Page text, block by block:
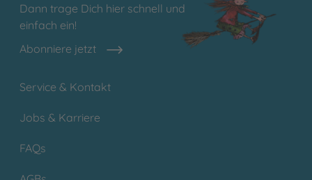
Dann trage Dich hier schnell und
einfach ein!
Abonniere jetzt
Service & Kontakt
Jobs & Karriere
FAQs